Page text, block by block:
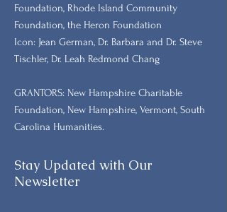
Foundation, Rhode Island Community
Foundation, the Heron Foundation
Icon: Jean German, Dr. Barbara and Dr. Steve
Tischler, Dr. Leah Redmond Chang
GRANTORS: New Hampshire Charitable
Foundation, New Hampshire, Vermont, South
Carolina Humanities.
Stay Updated with Our
Newsletter